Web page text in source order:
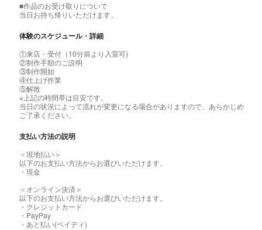
■作品のお受け取りについて
当日お持ち帰りいただけます。
体験のスケジュール・詳細
①来店・受付（10分前より入室可)
②制作手順のご説明
③制作開始
④仕上げ作業
⑤解散
※上記の時間帯は目安です。
当日の状況によって流れが変更になる場合がありますので、あらかじめ
ご了承ください。
支払い方法の説明
＜現地払い＞
以下のお支払い方法からお選びいただけます。
・現金
＜オンライン決済＞
以下のお支払い方法からお選びいただけます。
・クレジットカード
・PayPay
・あと払い(ペイディ)